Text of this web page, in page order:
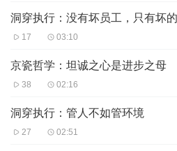
洞穿执行：没有坏员工，只有坏
17 03:10
京瓷哲学：坦诚之心是进步之母
38 02:16
洞穿执行：管人不如管环境
27 02:51